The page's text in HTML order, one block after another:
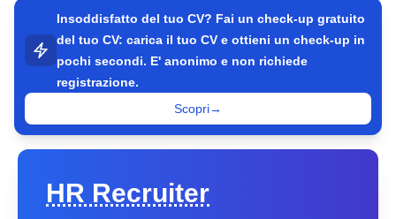
Insoddisfatto del tuo CV? Fai un check-up gratuito
del tuo CV: carica il tuo CV e ottieni un check-up in
pochi secondi. E' anonimo e non richiede
registrazione.
Scopri→
HR Recruiter